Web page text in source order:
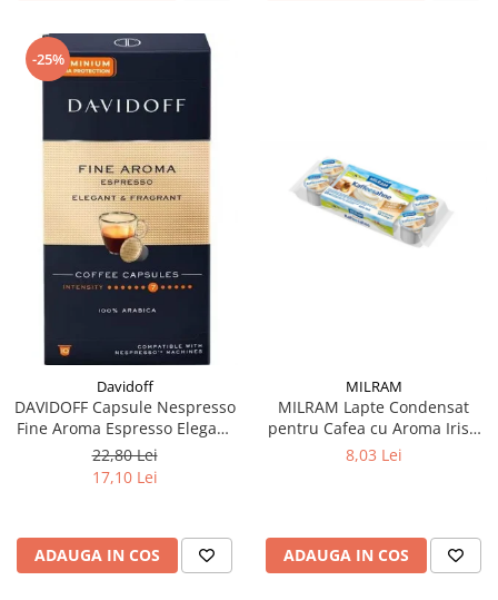
-25%
Davidoff
DAVIDOFF Capsule Nespresso
Fine Aroma Espresso Elegant
& Fragrant 10x5.5g
22,80 Lei
17,10 Lei
ADAUGA IN COS
MILRAM
MILRAM Lapte Condensat
pentru Cafea cu Aroma Irish
Cream 10x14g
8,03 Lei
ADAUGA IN COS